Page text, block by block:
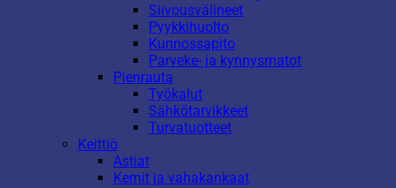
Siivousvälineet
Pyykkihuolto
Kunnossapito
Parveke- ja kynnysmatot
Pienrauta
Työkalut
Sähkötarvikkeet
Turvatuotteet
Keittiö
Astiat
Kernit ja vahakankaat